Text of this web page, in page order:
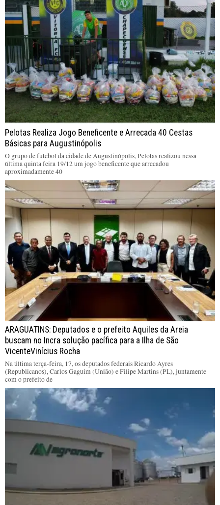
Pelotas Realiza Jogo Beneficente e Arrecada 40 Cestas
Básicas para Augustinópolis
O grupo de futebol da cidade de Augustinópolis, Pelotas realizou nessa
última quinta feira 19/12 um jogo beneficente que arrecadou
aproximadamente 40
ARAGUATINS: Deputados e o prefeito Aquiles da Areia
buscam no Incra solução pacífica para a Ilha de São
VicenteVinícius Rocha
Na última terça-feira, 17, os deputados federais Ricardo Ayres
(Republicanos), Carlos Gaguim (União) e Filipe Martins (PL), juntamente
com o prefeito de